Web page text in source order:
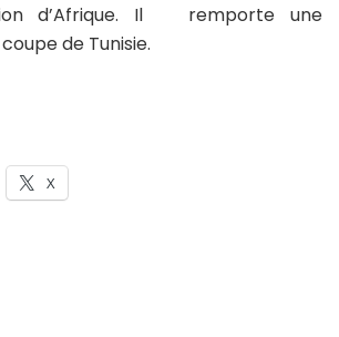
d’Afrique. Il remporte une
de Tunisie.
X